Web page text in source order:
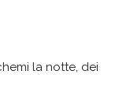
la notte, dei